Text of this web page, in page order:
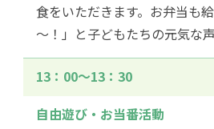
食をいただきます。お弁当も
～！」と子どもたちの元気な
13：00〜13：30
自由遊び・お当番活動